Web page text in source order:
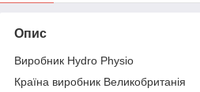
Опис
Виробник Hydro Physio
Країна виробник Великобританія